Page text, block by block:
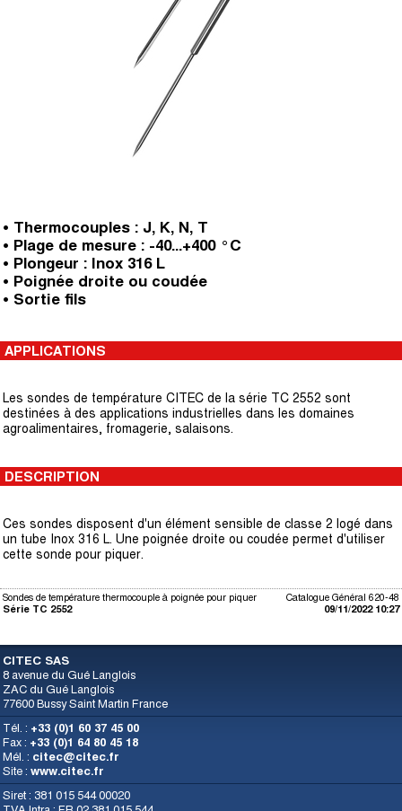
• Thermocouples : J, K, N, T
• Plage de mesure : -40...+400 °C
• Plongeur : Inox 316 L
• Poignée droite ou coudée
• Sortie fils
APPLICATIONS
Les sondes de température CITEC de la série TC 2552 sont
destinées à des applications industrielles dans les domaines
agroalimentaires, fromagerie, salaisons.
DESCRIPTION
Ces sondes disposent d'un élément sensible de classe 2 logé dans
un tube Inox 316 L. Une poignée droite ou coudée permet d'utiliser
cette sonde pour piquer.
Catalogue Général 620-48
09/11/2022 10:27
Sondes de température thermocouple à poignée pour piquer
Série TC 2552
CITEC SAS
8 avenue du Gué Langlois
ZAC du Gué Langlois
77600 Bussy Saint Martin France
Tél. : +33 (0)1 60 37 45 00
Fax : +33 (0)1 64 80 45 18
Mél. : citec@citec.fr
Site : www.citec.fr
Siret : 381 015 544 00020